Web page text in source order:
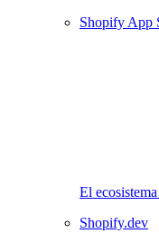
Shopify App
El
Shopify.dev